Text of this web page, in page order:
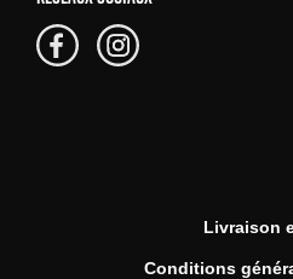
Livraison
Conditions